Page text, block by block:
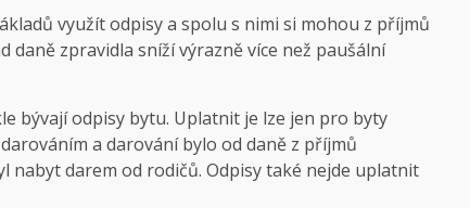
využít odpisy a spolu s nimi si mohou z příjmů
daně zpravidla sníží výrazně více než paušální
bývají odpisy bytu. Uplatnit je lze jen pro byty
a darování bylo od daně z příjmů
nabyt darem od rodičů. Odpisy také nejde uplatnit